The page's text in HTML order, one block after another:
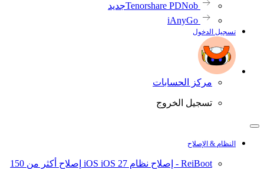
Tenorshare PDNobجديد
iAnyGo
تسجيل الدخول
مركز الحسابات
تسجيل الخروج
النظام & الإصلاح
ReiBoot - إصلاح نظام iOS iOS 27
إصلاح أكثر من 150